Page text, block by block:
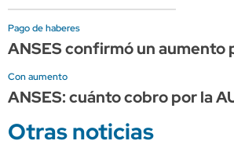
Pago de haberes
ANSES confirmó un aumento
Con aumento
ANSES: cuánto cobro por la
Otras noticias